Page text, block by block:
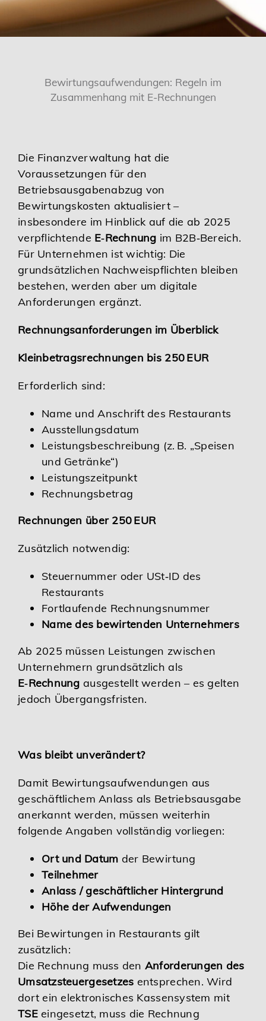
Karriere
Bewirtungsaufwendungen: Regeln im
Zusammenhang mit E-Rechnungen
Die Finanzverwaltung hat die
Voraussetzungen für den
Betriebsausgabenabzug von
Bewirtungskosten aktualisiert –
insbesondere im Hinblick auf die ab 2025
verpflichtende E‑Rechnung im B2B‑Bereich.
Für Unternehmen ist wichtig: Die
grundsätzlichen Nachweispflichten bleiben
bestehen, werden aber um digitale
Anforderungen ergänzt.
Rechnungsanforderungen im Überblick
Kleinbetragsrechnungen bis 250 EUR
Erforderlich sind:
Name und Anschrift des Restaurants
Ausstellungsdatum
Leistungsbeschreibung (z. B. „Speisen
und Getränke“)
Leistungszeitpunkt
Rechnungsbetrag
Rechnungen über 250 EUR
Zusätzlich notwendig:
Steuernummer oder USt‑ID des
Restaurants
Fortlaufende Rechnungsnummer
Name des bewirtenden Unternehmers
Ab 2025 müssen Leistungen zwischen
Unternehmern grundsätzlich als
E‑Rechnung ausgestellt werden – es gelten
jedoch Übergangsfristen.
Was bleibt unverändert?
Damit Bewirtungsaufwendungen aus
geschäftlichem Anlass als Betriebsausgabe
anerkannt werden, müssen weiterhin
folgende Angaben vollständig vorliegen:
Ort und Datum der Bewirtung
Teilnehmer
Anlass / geschäftlicher Hintergrund
Höhe der Aufwendungen
Bei Bewirtungen in Restaurants gilt
zusätzlich:
Die Rechnung muss den Anforderungen des
Umsatzsteuergesetzes entsprechen. Wird
dort ein elektronisches Kassensystem mit
TSEeingesetzt, muss die Rechnung